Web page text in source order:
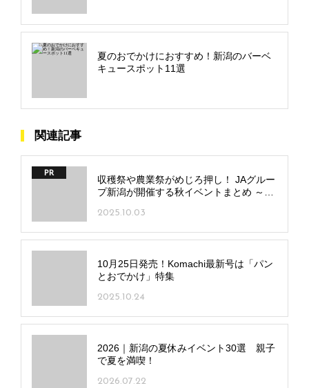
夏のおでかけにおすすめ！新潟のバーベ
キュースポット11選
関連記事
PR
収穫祭や農業祭がめじろ押し！ JAグルー
プ新潟が開催する秋イベントまとめ ～10
2025.10.03
10月25日発売！Komachi最新号は「パン
とおでかけ」特集
2025.10.24
2026｜新潟の夏休みイベント30選 親子
で夏を満喫！
2026.07.22